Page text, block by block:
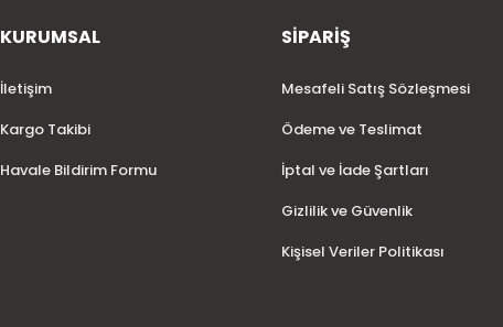
KURUMSAL
İletişim
Kargo Takibi
Havale Bildirim Formu
SİPARİŞ
Mesafeli Satış Sözleşmesi
Ödeme ve Teslimat
İptal ve İade Şartları
Gizlilik ve Güvenlik
Kişisel Veriler Politikası